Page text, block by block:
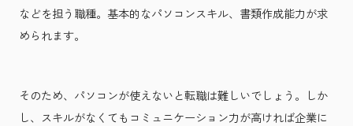
などを担う職種。基本的なパソコンスキル、書類作成能力が求
められます。
そのため、パソコンが使えないと転職は難しいでしょう。しか
し、スキルがなくてもコミュニケーション力が高ければ企業に